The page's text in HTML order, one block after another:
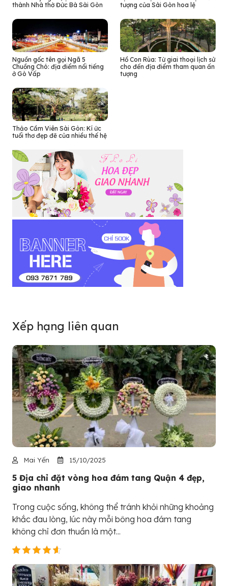
thành Nhà thờ Đức Bà Sài Gòn
tượng của Sài Gòn hoa lệ
Nguồn gốc tên gọi Ngã 5
Chuồng Chó: địa điểm nổi tiếng
ở Gò Vấp
Hồ Con Rùa: Từ giai thoại lịch sử
cho đến địa điểm tham quan ấn
tượng
Thảo Cầm Viên Sài Gòn: Kí ức
tuổi thơ đẹp đẽ của nhiều thế hệ
Xếp hạng liên quan
Mai Yến 15/10/2025
5 Địa chỉ đặt vòng hoa đám tang Quận 4 đẹp,
giao nhanh
Trong cuộc sống, không thể tránh khỏi những khoảng
khắc đau lòng, lúc này mỗi bông hoa đám tang
không chỉ đơn thuần là một...